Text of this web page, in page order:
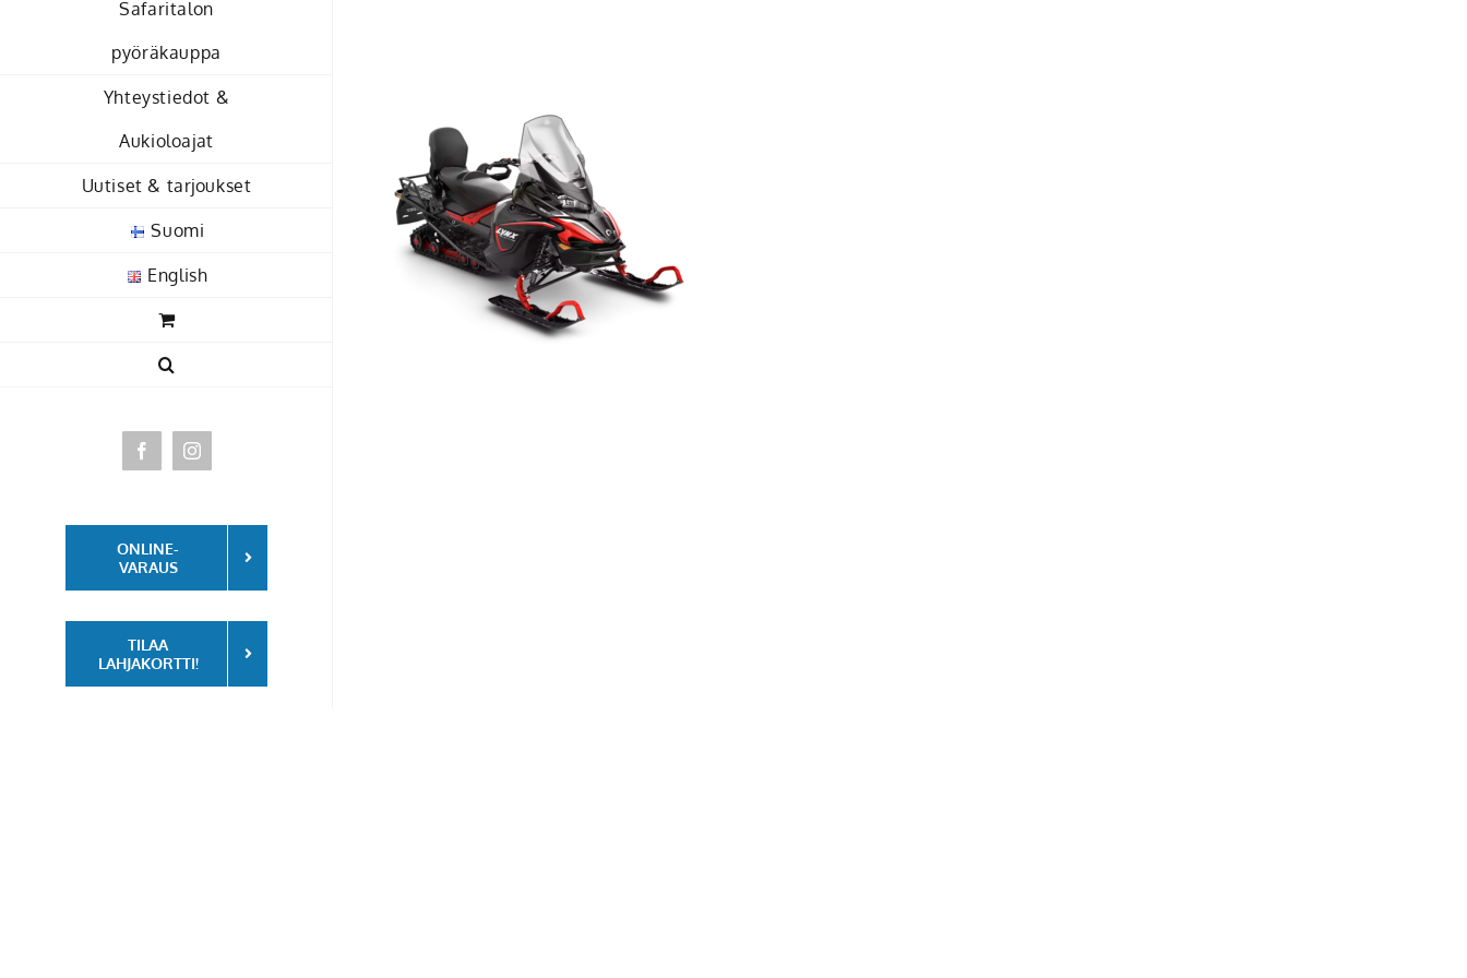
Safaritalon
pyöräkauppa
Yhteystiedot &
Aukioloajat
Uutiset & tarjoukset
Suomi
English
FacebookInstagram
ONLINE-
VARAUS
TILAA
LAHJAKORTTI!